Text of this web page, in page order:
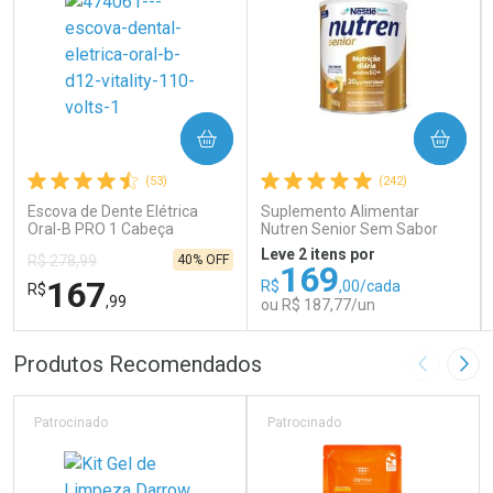
(53)
Escova de Dente Elétrica
Oral-B PRO 1 Cabeça
Redonda Recarregável 1
Unidade
R$ 278,99
R$167,99
40% OFF
COMPRAR
FECHAR
FECHAR
Por Menos
(242)
Suplemento Alimentar
Nutren Senior Sem Sabor
740g
Leve 2 itens por
R$169,00/cada
ou R$ 187,77/un
COMPRAR
Por Menos
Produtos Recomendados Imagem
Patrocinado Patrocinado